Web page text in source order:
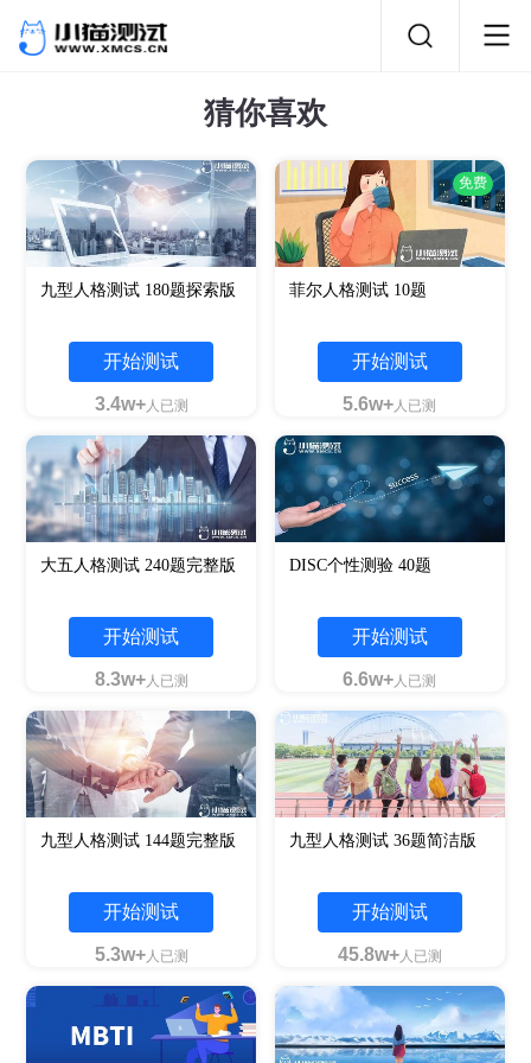
猜你喜欢
九型人格测试 180题探索版
开始测试
3.4w+人已测
免费
菲尔人格测试 10题
开始测试
5.6w+人已测
大五人格测试 240题完整版
开始测试
8.3w+人已测
DISC个性测验 40题
开始测试
6.6w+人已测
九型人格测试 144题完整版
开始测试
5.3w+人已测
九型人格测试 36题简洁版
开始测试
45.8w+人已测